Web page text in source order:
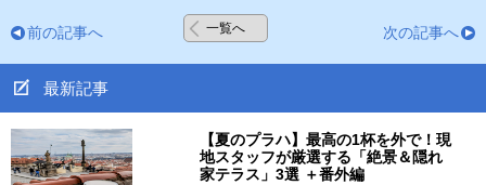
前の記事へ 一覧へ 次の記事へ
最新記事
【夏のプラハ】最高の1杯を外で！現
地スタッフが厳選する「絶景＆隠れ
家テラス」3選 ＋番外編